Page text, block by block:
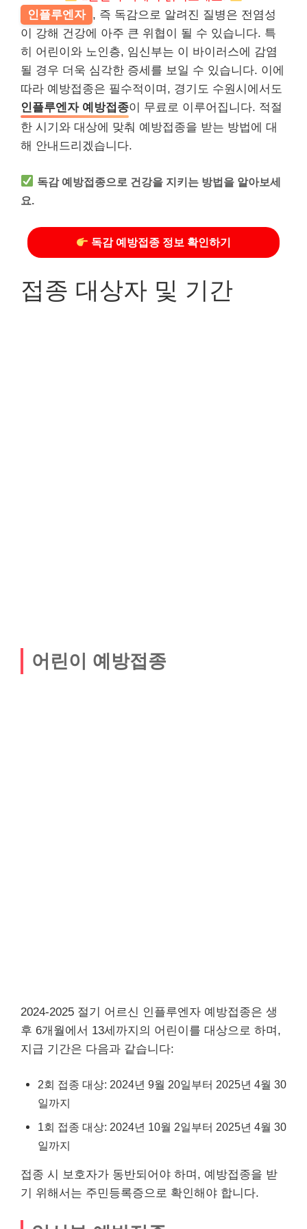
인플루엔자 , 즉 독감으로 알려진 질병은 전염성
이 강해 건강에 아주 큰 위협이 될 수 있습니다. 특
히 어린이와 노인층, 임신부는 이 바이러스에 감염
될 경우 더욱 심각한 증세를 보일 수 있습니다. 이에
따라 예방접종은 필수적이며, 경기도 수원시에서도
인플루엔자 예방접종이 무료로 이루어집니다. 적절
한 시기와 대상에 맞춰 예방접종을 받는 방법에 대
해 안내드리겠습니다.
독감 예방접종으로 건강을 지키는 방법을 알아보세
요.
독감 예방접종 정보 확인하기
접종 대상자 및 기간
어린이 예방접종
2024-2025 절기 어르신 인플루엔자 예방접종은 생
후 6개월에서 13세까지의 어린이를 대상으로 하며,
지급 기간은 다음과 같습니다:
2회 접종 대상: 2024년 9월 20일부터 2025년 4월 30
일까지
1회 접종 대상: 2024년 10월 2일부터 2025년 4월 30
일까지
접종 시 보호자가 동반되어야 하며, 예방접종을 받
기 위해서는 주민등록증으로 확인해야 합니다.